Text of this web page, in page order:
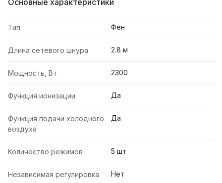
Основные характеристики
Тип Фен
Длина сетевого шнура 2.8 м
Мощность, Вт 2300
Функция ионизации Да
Функция подачи холодного
воздуха
Да
Количество режимов 5 шт
Независимая регулировка
Нет